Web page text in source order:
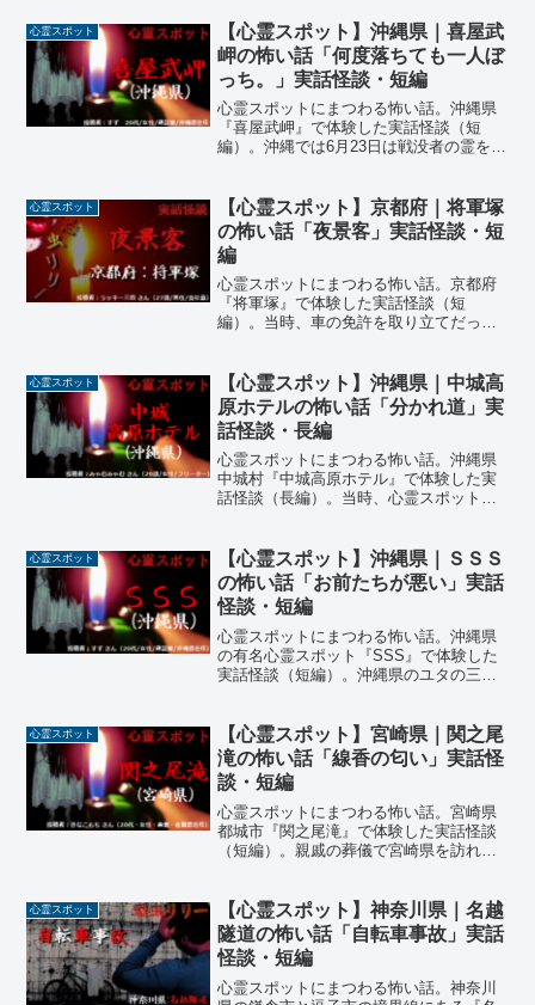
心霊スポット
【心霊スポット】沖縄県｜喜屋武
岬の怖い話「何度落ちても一人ぼ
っち。」実話怪談・短編
心霊スポットにまつわる怖い話。沖縄県
『喜屋武岬』で体験した実話怪談（短
編）。沖縄では6月23日は戦没者の霊を追
ると霊の姿が見えるという噂があり、投
稿者の女性は、ぜひその日に肝試しに訪
れたいと思っていた…
心霊スポット
【心霊スポット】京都府｜将軍塚
の怖い話「夜景客」実話怪談・短
編
心霊スポットにまつわる怖い話。京都府
『将軍塚』で体験した実話怪談（短
編）。当時、車の免許を取り立てだった
景』と検索して一番上に出て来た『将軍
塚』に向かって車を走らせた二人は…
心霊スポット
【心霊スポット】沖縄県｜中城高
原ホテルの怖い話「分かれ道」実
話怪談・長編
心霊スポットにまつわる怖い話。沖縄県
中城村『中城高原ホテル』で体験した実
話怪談（長編）。当時、心霊スポット巡
廃ホテルを訪れることに。友人が近道だ
と言う道を歩き目指す廃ホテルに向かっ
ていると…
心霊スポット
【心霊スポット】沖縄県｜ＳＳＳ
の怖い話「お前たちが悪い」実話
怪談・短編
心霊スポットにまつわる怖い話。沖縄県
の有名心霊スポット『SSS』で体験した
実話怪談（短編）。沖縄県のユタの三大
であり、多くの心霊目撃情報が多発して
いる地帯である。それに興味を持った投
稿者の女性は…
心霊スポット
【心霊スポット】宮崎県｜関之尾
滝の怖い話「線香の匂い」実話怪
談・短編
心霊スポットにまつわる怖い話。宮崎県
都城市『関之尾滝』で体験した実話怪談
（短編）。親戚の葬儀で宮崎県を訪れて
向かう。スマホの灯りだけで真っ暗な闇
を進む中、叔父のタバコの匂いに違和感
を感じた…
心霊スポット
【心霊スポット】神奈川県｜名越
隧道の怖い話「自転車事故」実話
怪談・短編
心霊スポットにまつわる怖い話。神奈川